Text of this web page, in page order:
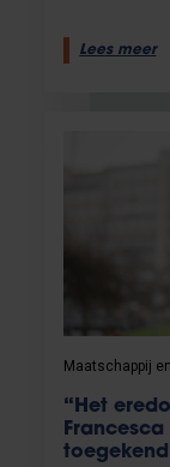
Lees meer
Maatschappij
“Het